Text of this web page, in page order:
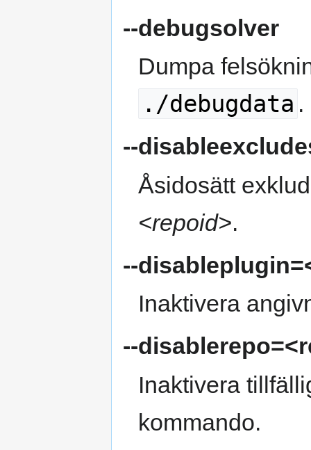
--debugsolver
Dumpa
./debugdata .
--
Åsidosätt
<repoid>.
--
Inaktivera
--
Inaktivera
kommando.